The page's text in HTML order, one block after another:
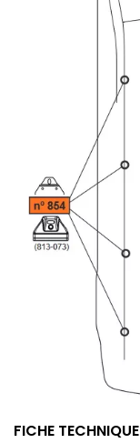
FICHE TECHNIQUE